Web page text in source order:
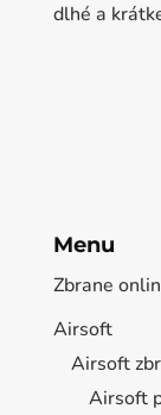
dlhé a
Menu
Zbrane
Airsoft
Airsoft
Airsoft